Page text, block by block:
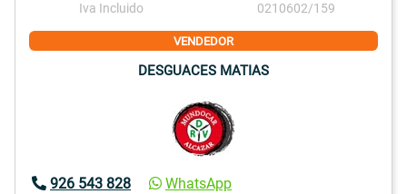
Iva Incluido 0210602/159
VENDEDOR
DESGUACES MATIAS
926 543 828
WhatsApp